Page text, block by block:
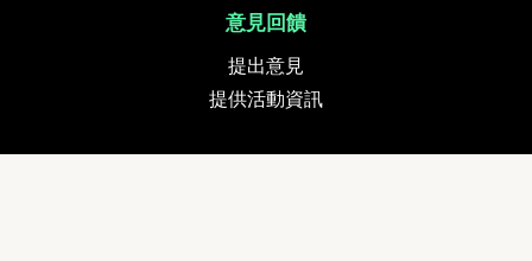
意見回饋
提出意見
提供活動資訊